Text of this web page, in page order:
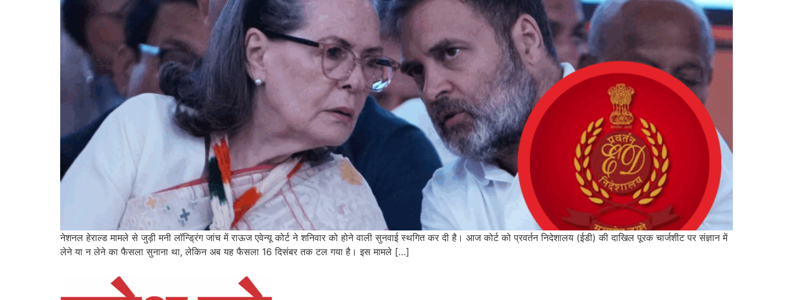
नेशनल हेराल्ड मामले से जुड़ी मनी लॉन्ड्रिंग जांच में राऊज एवेन्यू कोर्ट ने शनिवार को होने वाली सुनवाई स्थगित कर दी है। आज कोर्ट को प्रवर्तन निदेशालय (ईडी) की दाखिल पूरक चार्जशीट पर संज्ञान में
लेने या न लेने का फैसला सुनाना था, लेकिन अब यह फैसला 16 दिसंबर तक टल गया है। इस मामले […]